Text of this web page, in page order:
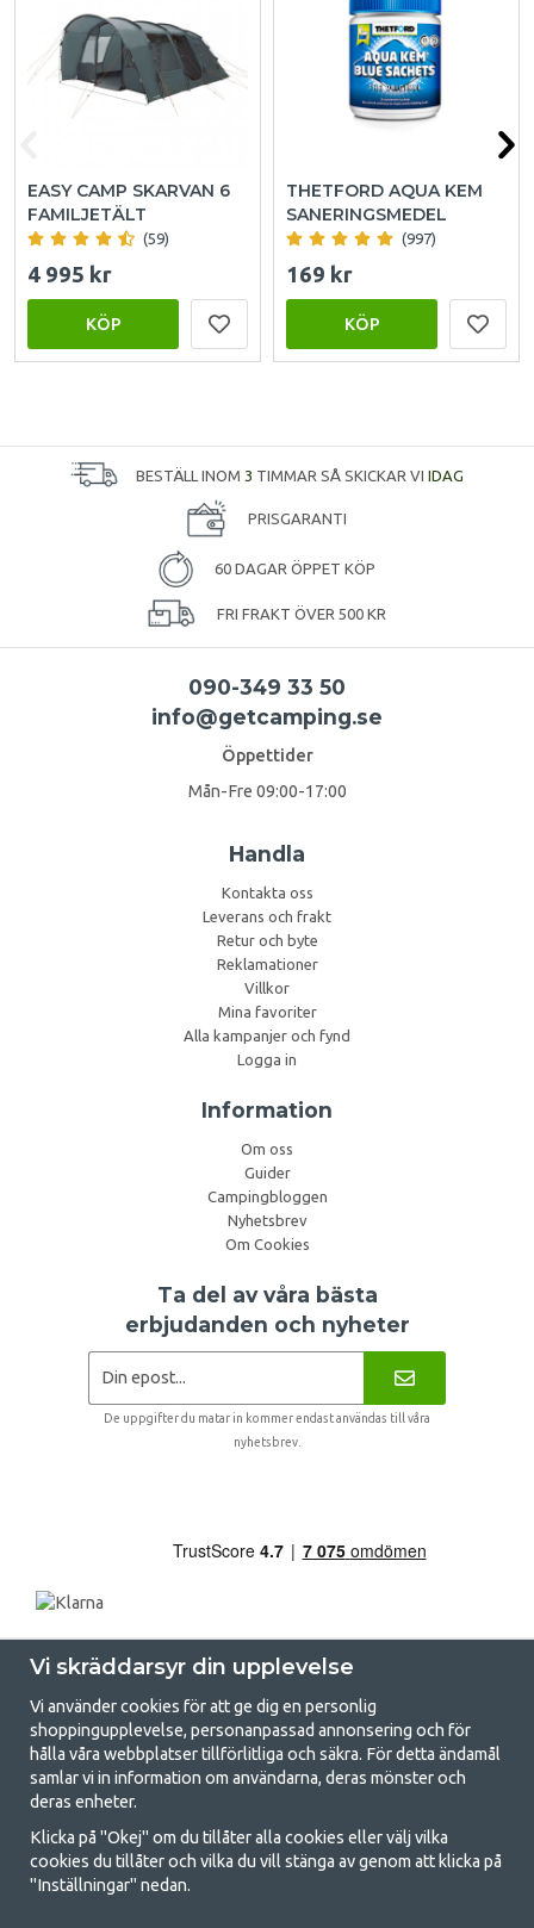
EASY CAMP SKARVAN 6
FAMILJETÄLT
(59)
4 995 kr
KÖP
THETFORD AQUA KEM
SANERINGSMEDEL
(997)
169 kr
KÖP
BESTÄLL INOM 3 TIMMAR SÅ SKICKAR VI IDAG
PRISGARANTI
60 DAGAR ÖPPET KÖP
FRI FRAKT ÖVER 500 KR
090-349 33 50
info@getcamping.se
Öppettider
Mån-Fre 09:00-17:00
Handla
Kontakta oss
Leverans och frakt
Retur och byte
Reklamationer
Villkor
Mina favoriter
Alla kampanjer och fynd
Logga in
Information
Om oss
Guider
Campingbloggen
Nyhetsbrev
Om Cookies
Ta del av våra bästa
erbjudanden och nyheter
De uppgifter du matar in kommer endast användas till våra
nyhetsbrev.
GetCamping.se - Din butik för camping
och uteliv
Att campa kan antingen vara en livsstil eller ett sätt att samla familjen
för ett gemensamt äventyr. Oavsett vilken kategori du tillhör hittar du
Vi skräddarsyr din upplevelse
Vi använder cookies för att ge dig en personlig
shoppingupplevelse, personanpassad annonsering och för
hålla våra webbplatser tillförlitliga och säkra. För detta ändamål
samlar vi in information om användarna, deras mönster och
deras enheter.
Klicka på "Okej" om du tillåter alla cookies eller välj vilka
cookies du tillåter och vilka du vill stänga av genom att klicka på
"Inställningar" nedan.